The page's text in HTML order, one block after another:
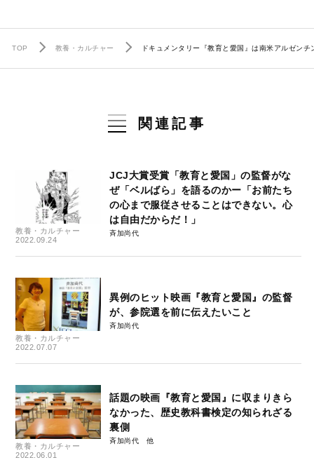
TOP 教養・カルチャー ドキュメンタリー『教育と愛国』は南米アルゼン
関連記事
教養・カルチャー
2022.09.24
JCJ大賞受賞「教育と愛国」の監督がな
ぜ「ベルばら」を語るのかー「お前たち
の心まで服従させることはできない。心
は自由だからだ！」
斉加尚代
教養・カルチャー
2022.07.07
異例のヒット映画『教育と愛国』の監督
が、参院選を前に伝えたいこと
斉加尚代
教養・カルチャー
2022.06.01
話題の映画『教育と愛国』に収まりきら
なかった、歴史教科書検定の知られざる
裏側
斉加尚代